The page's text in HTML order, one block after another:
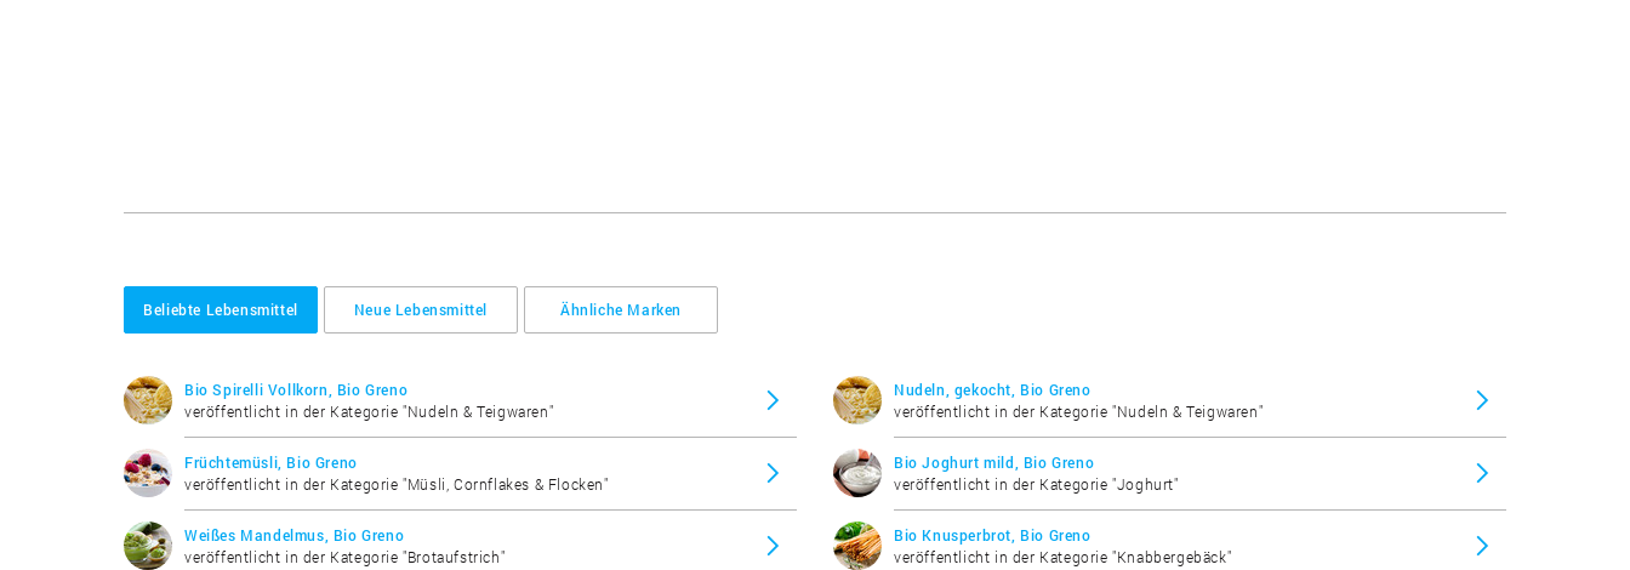
Beliebte Lebensmittel Neue Lebensmittel Ähnliche Marken
Bio Spirelli Vollkorn, Bio Greno
veröffentlicht in der Kategorie "Nudeln & Teigwaren"
Früchtemüsli, Bio Greno
veröffentlicht in der Kategorie "Müsli, Cornflakes & Flocken"
Weißes Mandelmus, Bio Greno
veröffentlicht in der Kategorie "Brotaufstrich"
Nudeln, gekocht, Bio Greno
veröffentlicht in der Kategorie "Nudeln & Teigwaren"
Bio Joghurt mild, Bio Greno
veröffentlicht in der Kategorie "Joghurt"
Bio Knusperbrot, Bio Greno
veröffentlicht in der Kategorie "Knabbergebäck"